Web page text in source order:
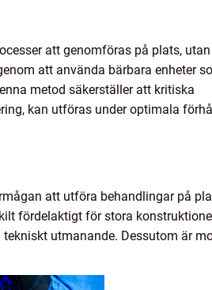
att genomföras på plats,
att använda bärbara enheter
metod säkerställer att kritiska
kan utföras under optimala
att utföra behandlingar på
fördelaktigt för stora
utmanande. Dessutom är